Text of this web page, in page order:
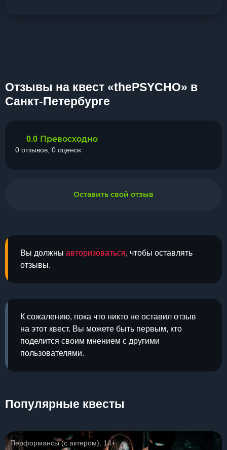
Отзывы на квест «thePSYCHO» в
Санкт-Петербурге
Вы должны авторизоваться, чтобы оставлять
отзывы.
К сожалению, пока что никто не оставил отзыв
на этот квест. Вы можете быть первым, кто
поделится своим мнением с другими
пользователями.
0.0 Превосходно
0 отзывов, 0 оценок
Оставить свой отзыв
Популярные квесты
Перформансы (с актером), 14+